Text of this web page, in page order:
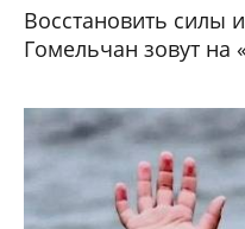
Восстановить силы
Гомельчан зовут на